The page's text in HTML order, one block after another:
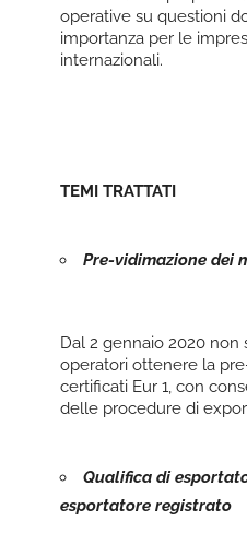
operative su questioni
importanza per le
internazionali.
TEMI TRATTATI
Pre-vidimazione dei
Dal 2 gennaio 2020 non
operatori ottenere la
certificati Eur 1, con
delle procedure di
Qualifica di
esportatore registrato